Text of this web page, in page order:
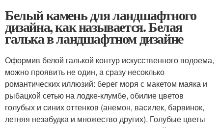
Белый камень для ландшафтного
дизайна, как называется. Белая
галька в ландшафтном дизайне
Оформив белой галькой контур искусственного водоема,
можно проявить не один, а сразу несоклько
романтических иллюзий: берег моря с макетом маяка и
рыбацкой сетью на лодке-клумбе, обилие цветов
голубых и синих оттенков (анемон, василек, барвинок,
летняя незабудка и множество других). Голубые цветы